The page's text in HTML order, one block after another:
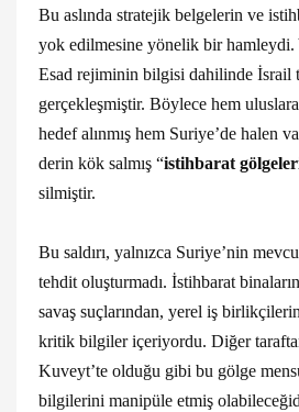
Bu aslında stratejik belgelerin ve
yok edilmesine yönelik bir hamleydi.
Esad rejiminin bilgisi dahilinde İsrail
gerçekleşmiştir. Böylece hem
hedef alınmış hem Suriye’de halen
derin kök salmış “istihbarat
silmiştir.
Bu saldırı, yalnızca Suriye’nin
tehdit oluşturmadı. İstihbarat
savaş suçlarından, yerel iş
kritik bilgiler içeriyordu. Diğer
Kuveyt’te olduğu gibi bu gölge
bilgilerini manipüle etmiş